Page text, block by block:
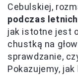
Cebulskiej,
podczas
jak istotne jest
chustką na
sprawdzanie,
Pokazujemy,